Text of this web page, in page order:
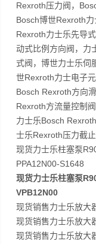
Rexroth压力阀，
Bosch博世Rexroth
Rexroth力士乐先导
动式比例方向阀，力
式阀，博世力士乐伺
世Rexroth力士电子
Bosch Rexroth方向
Rexroth方流量控制
力士乐Bosch
士乐Rexroth压力截
现货力士乐柱塞泵
PPA12N00-S1648
现货力士乐柱塞泵
VPB12N00
现货销售力士乐放
现货销售力士乐放
现货销售力士乐放